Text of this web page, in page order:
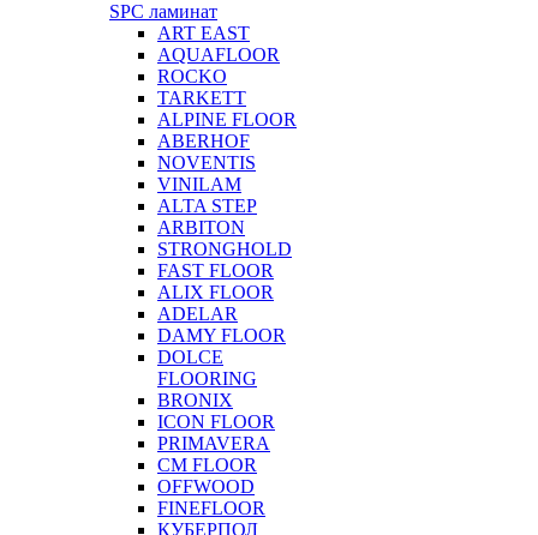
SPC ламинат
ART EAST
AQUAFLOOR
ROCKO
TARKETT
ALPINE FLOOR
ABERHOF
NOVENTIS
VINILAM
ALTA STEP
ARBITON
STRONGHOLD
FAST FLOOR
ALIX FLOOR
ADELAR
DAMY FLOOR
DOLCE
FLOORING
BRONIX
ICON FLOOR
PRIMAVERA
CM FLOOR
OFFWOOD
FINEFLOOR
КУБЕРПОЛ